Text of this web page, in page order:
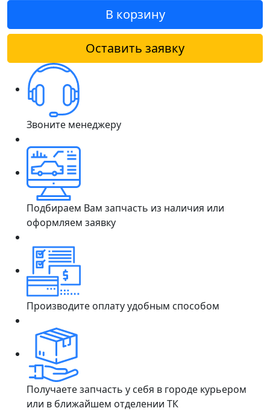
В корзину
Оставить заявку
Звоните менеджеру
Подбираем Вам запчасть из наличия или
оформляем заявку
Производите оплату удобным способом
Получаете запчасть у себя в городе курьером
или в ближайшем отделении ТК